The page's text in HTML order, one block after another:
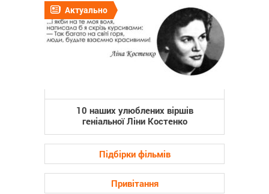
Актуально
10 наших улюблених віршів
геніальної Ліни Костенко
Підбірки фільмів
Привітання